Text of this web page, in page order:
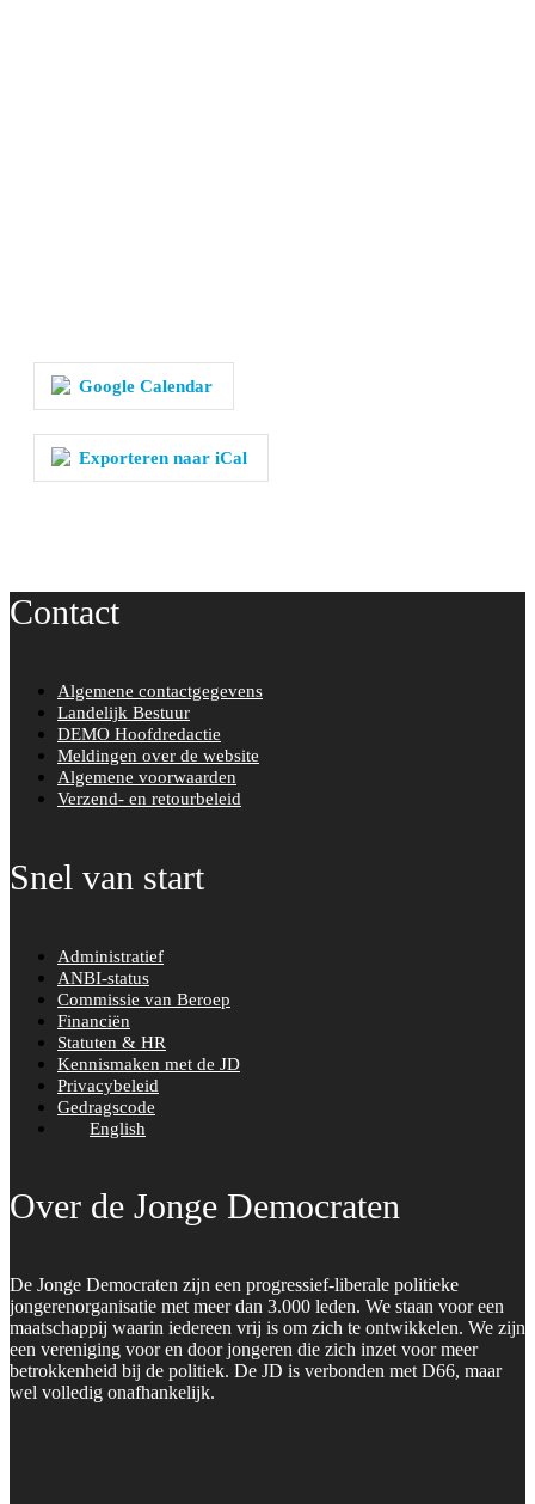
Google Calendar
Exporteren naar iCal
Contact
Algemene contactgegevens
Landelijk Bestuur
DEMO Hoofdredactie
Meldingen over de website
Algemene voorwaarden
Verzend- en retourbeleid
Snel van start
Administratief
ANBI-status
Commissie van Beroep
Financiën
Statuten & HR
Kennismaken met de JD
Privacybeleid
Gedragscode
English
Over de Jonge Democraten
De Jonge Democraten zijn een progressief-liberale politieke
jongerenorganisatie met meer dan 3.000 leden. We staan voor een
maatschappij waarin iedereen vrij is om zich te ontwikkelen. We zijn
een vereniging voor en door jongeren die zich inzet voor meer
betrokkenheid bij de politiek. De JD is verbonden met D66, maar
wel volledig onafhankelijk.